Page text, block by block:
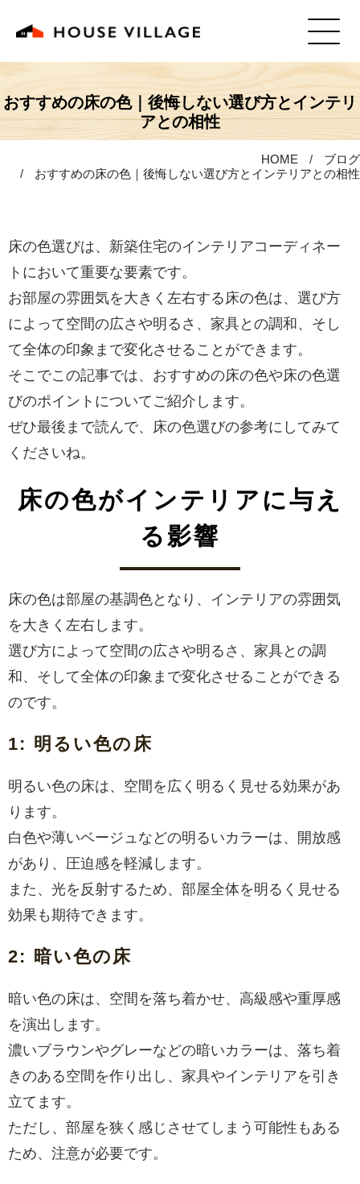
おすすめの床の色｜後悔しない選び方とインテリ
アとの相性
HOME
ブログ
おすすめの床の色｜後悔しない選び方とインテリアとの相性
床の色選びは、新築住宅のインテリアコーディネー
トにおいて重要な要素です。
お部屋の雰囲気を大きく左右する床の色は、選び方
によって空間の広さや明るさ、家具との調和、そし
て全体の印象まで変化させることができます。
そこでこの記事では、おすすめの床の色や床の色選
びのポイントについてご紹介します。
ぜひ最後まで読んで、床の色選びの参考にしてみて
くださいね。
床の色がインテリアに与え
る影響
床の色は部屋の基調色となり、インテリアの雰囲気
を大きく左右します。
選び方によって空間の広さや明るさ、家具との調
和、そして全体の印象まで変化させることができる
のです。
1: 明るい色の床
明るい色の床は、空間を広く明るく見せる効果があ
ります。
白色や薄いベージュなどの明るいカラーは、開放感
があり、圧迫感を軽減します。
また、光を反射するため、部屋全体を明るく見せる
効果も期待できます。
2: 暗い色の床
暗い色の床は、空間を落ち着かせ、高級感や重厚感
を演出します。
濃いブラウンやグレーなどの暗いカラーは、落ち着
きのある空間を作り出し、家具やインテリアを引き
立てます。
ただし、部屋を狭く感じさせてしまう可能性もある
ため、注意が必要です。